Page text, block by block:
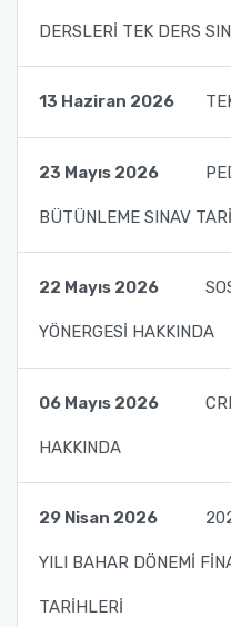
DERSLERİ TEK DERS
13 Haziran 2026
23 Mayıs 2026
BÜTÜNLEME SINAV
22 Mayıs 2026
YÖNERGESİ HAKKINDA
06 Mayıs 2026
HAKKINDA
29 Nisan 2026
YILI BAHAR DÖNEMİ
TARİHLERİ
Fakülte Kurulu
Danışma Kurulu
YÖKAK Akreditasyon ve
Birim İç Değerlendirme
Organizasyon Şeması
Burs ve Sosyal Hizmetler